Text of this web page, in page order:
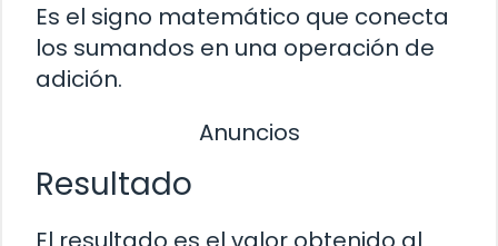
Es el signo matemático que conecta
los sumandos en una operación de
adición.
Anuncios
Resultado